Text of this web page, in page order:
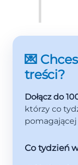
💌
treści?
Dołącz do
którzy co
Co tydzień